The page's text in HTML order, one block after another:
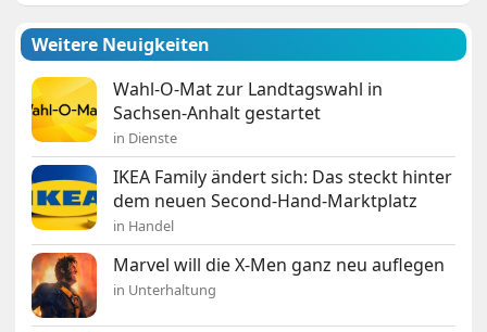
Weitere Neuigkeiten
Wahl-O-Mat zur Landtagswahl in
Sachsen-Anhalt gestartet
in Dienste
IKEA Family ändert sich: Das steckt hinter
dem neuen Second-Hand-Marktplatz
in Handel
Marvel will die X-Men ganz neu auflegen
in Unterhaltung